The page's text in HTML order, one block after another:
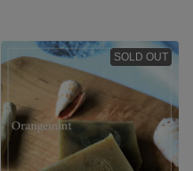
SOLD OUT